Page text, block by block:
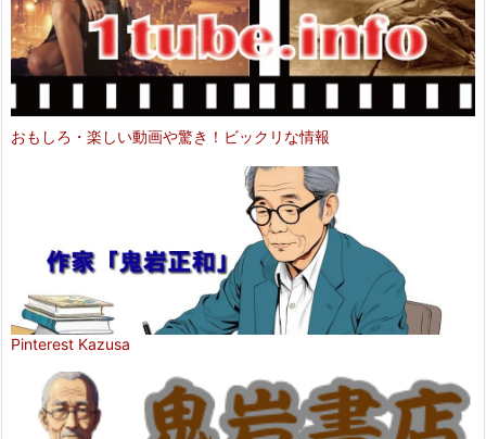
おもしろ・楽しい動画や驚き！ビックリな情報
Pinterest Kazusa